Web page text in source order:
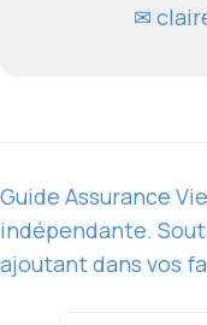
✉
Guide Assurance
indépendante.
ajoutant dans vos